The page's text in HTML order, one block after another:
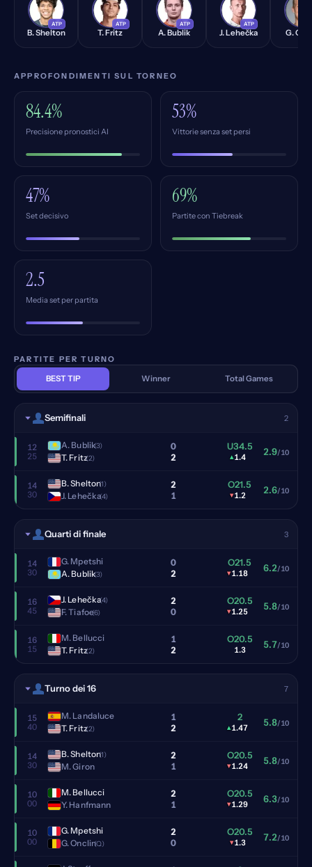
BS
ATP
B. Shelton
TF
ATP
T. Fritz
AB
ATP
A. Bublik
JL
ATP
J. Lehečka
GO
G.
APPROFONDIMENTI SUL TORNEO
84.4%
Precisione pronostici AI
53%
Vittorie senza set persi
47%
Set decisivo
69%
Partite con Tiebreak
2.5
Media set per partita
PARTITE PER TURNO
BEST TIP
Winner Total Games
Semifinali 2
12
25
A. Bublik(3)
T. Fritz(2)
0
2
U34.5
▴1.4 2.9/10
14
30
B. Shelton(1)
J. Lehečka(4)
2
1
O21.5
▾1.2 2.6/10
Quarti di finale 3
14
30
G. Mpetshi
A. Bublik(3)
0
2
O21.5
▾1.18 6.2/10
16
45
J. Lehečka(4)
F. Tiafoe(6)
2
0
O20.5
▾1.25 5.8/10
16
15
M. Bellucci
T. Fritz(2)
1
2
O20.5
1.3 5.7/10
Turno dei 16 7
15
40
M. Landaluce
T. Fritz(2)
1
2
2
▴1.47 5.8/10
14
30
B. Shelton(1)
M. Giron
2
1
O20.5
▾1.24 5.8/10
10
00
M. Bellucci
Y. Hanfmann
2
1
O20.5
▾1.29 6.3/10
10
00
G. Mpetshi
G. Onclin(Q)
2
0
O20.5
▾1.3 7.2/10